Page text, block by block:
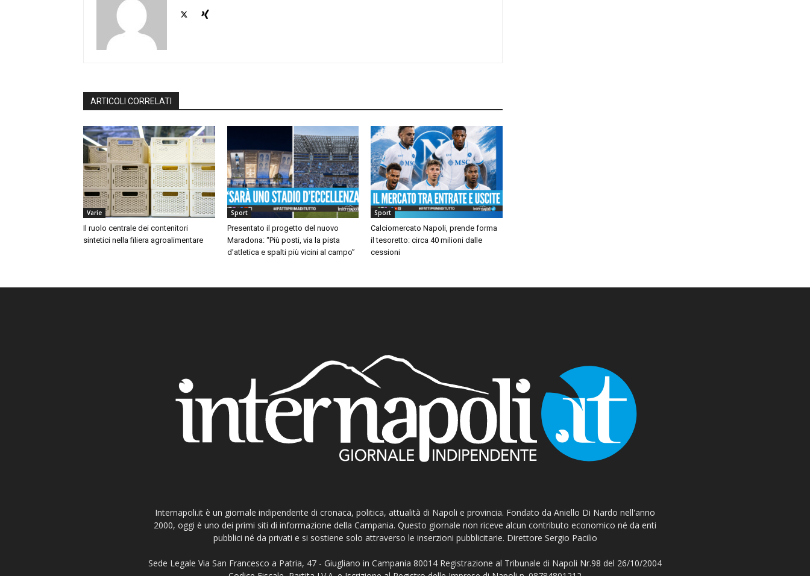
ARTICOLI CORRELATI
Varie
Il ruolo centrale dei contenitori
sintetici nella filiera agroalimentare
Sport
Presentato il progetto del nuovo
Maradona: “Più posti, via la pista
d’atletica e spalti più vicini al campo”
Sport
Calciomercato Napoli, prende forma
il tesoretto: circa 40 milioni dalle
cessioni
Internapoli.it è un giornale indipendente di cronaca, politica, attualità di Napoli e provincia. Fondato da Aniello Di Nardo nell'anno
2000, oggi è uno dei primi siti di informazione della Campania. Questo giornale non riceve alcun contributo economico né da enti
pubblici né da privati e si sostiene solo attraverso le inserzioni pubblicitarie. Direttore Sergio Pacilio
Sede Legale Via San Francesco a Patria, 47 - Giugliano in Campania 80014 Registrazione al Tribunale di Napoli Nr.98 del 26/10/2004